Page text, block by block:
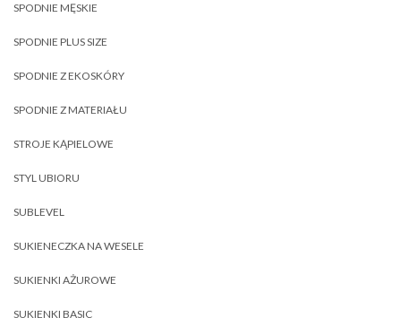
SPODNIE MĘSKIE
SPODNIE PLUS SIZE
SPODNIE Z EKOSKÓRY
SPODNIE Z MATERIAŁU
STROJE KĄPIELOWE
STYL UBIORU
SUBLEVEL
SUKIENECZKA NA WESELE
SUKIENKI AŻUROWE
SUKIENKI BASIC